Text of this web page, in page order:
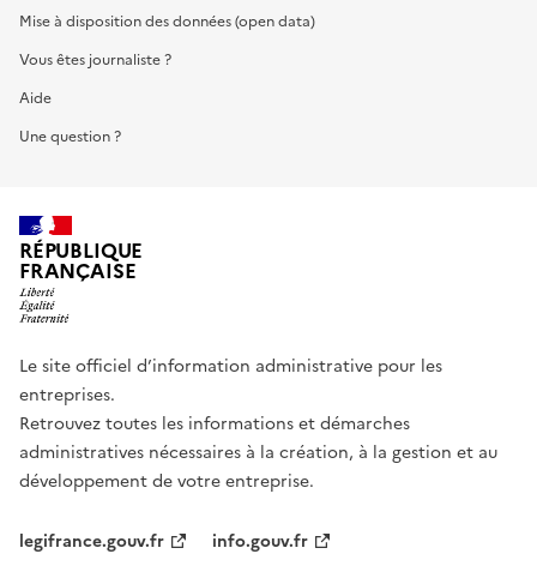
Mise à disposition des données (open data)
Vous êtes journaliste ?
Aide
Une question ?
RÉPUBLIQUE
FRANÇAISE
Le site officiel d’information administrative pour les
entreprises.
Retrouvez toutes les informations et démarches
administratives nécessaires à la création, à la gestion et au
développement de votre entreprise.
legifrance.gouv.fr
info.gouv.fr